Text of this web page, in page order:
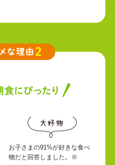
お子さまの91%が好きな食べ
物だと回答しました。※